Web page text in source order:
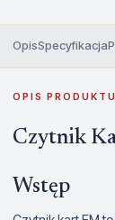
OpisSpecyfikacja
OPIS PRODUKTU
Czytnik
Wstęp